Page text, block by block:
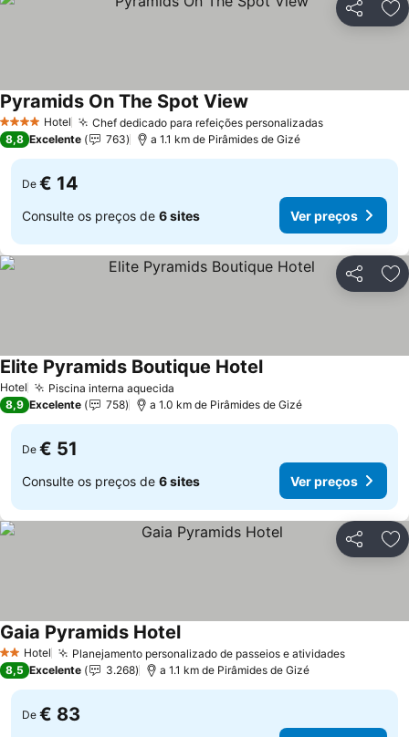
Partilhar
4 EstrelasHotel Chef dedicado para refeições personalizadasVer preços
Pyramids On The Spot View
8,8 Excelente 763 a 1.1 km de Pirâmides de Gizé
De € 14
Consulte os preços de 6 sites Ver preços
Partilhar
Hotel Piscina interna aquecida
Elite Pyramids Boutique HotelVer preços
8,9 Excelente 758 a 1.0 km de Pirâmides de Gizé
De € 51
Consulte os preços de 6 sites Ver preços
Partilhar
2 Estrelas
Hotel Planejamento personalizado de passeios e atividadesVer
Gaia Pyramids HotelVer preços
8,5 Excelente 3.268 a 1.1 km de Pirâmides de Gizé
De € 83